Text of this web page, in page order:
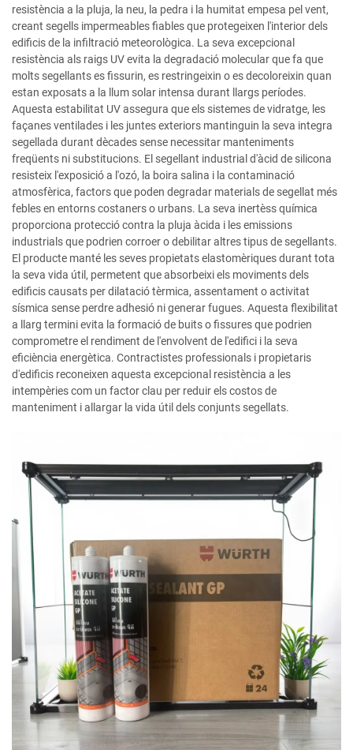
resistència a la pluja, la neu, la pedra i la humitat empesa pel vent,
creant segells impermeables fiables que protegeixen l'interior dels
edificis de la infiltració meteorològica. La seva excepcional
resistència als raigs UV evita la degradació molecular que fa que
molts segellants es fissurin, es restringeixin o es decoloreixin quan
estan exposats a la llum solar intensa durant llargs períodes.
Aquesta estabilitat UV assegura que els sistemes de vidratge, les
façanes ventilades i les juntes exteriors mantinguin la seva integra
segellada durant dècades sense necessitar manteniments
freqüents ni substitucions. El segellant industrial d'àcid de silicona
resisteix l'exposició a l'ozó, la boira salina i la contaminació
atmosfèrica, factors que poden degradar materials de segellat més
febles en entorns costaners o urbans. La seva inertèss química
proporciona protecció contra la pluja àcida i les emissions
industrials que podrien corroer o debilitar altres tipus de segellants.
El producte manté les seves propietats elastomèriques durant tota
la seva vida útil, permetent que absorbeixi els moviments dels
edificis causats per dilatació tèrmica, assentament o activitat
sísmica sense perdre adhesió ni generar fugues. Aquesta flexibilitat
a llarg termini evita la formació de buits o fissures que podrien
comprometre el rendiment de l'envolvent de l'edifici i la seva
eficiència energètica. Contractistes professionals i propietaris
d'edificis reconeixen aquesta excepcional resistència a les
intempèries com un factor clau per reduir els costos de
manteniment i allargar la vida útil dels conjunts segellats.